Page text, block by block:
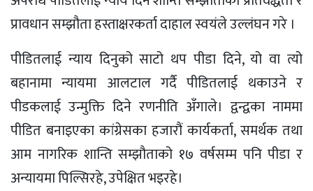
प्रावधान सम्झौता हस्ताक्षरकर्ता दाहाल स्वयंले उल्लंघन गरे ।
पीडितलाई न्याय दिनुको साटो थप पीडा दिने, यो वा त्यो
बहानामा न्यायमा आलटाल गर्दै पीडितलाई थकाउने र
पीडकलाई उन्मुक्ति दिने रणनीति अँगाले। द्वन्द्वका नाममा
पीडित बनाइएका कांग्रेसका हजारौं कार्यकर्ता, समर्थक तथा
आम नागरिक शान्ति सम्झौताको १७ वर्षसम्म पनि पीडा र
अन्यायमा पिल्सिरहे, उपेक्षित भइरहे।